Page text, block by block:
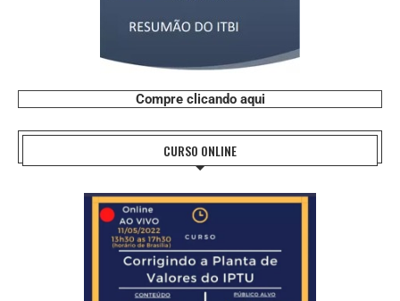
Compre clicando aqui
CURSO ONLINE